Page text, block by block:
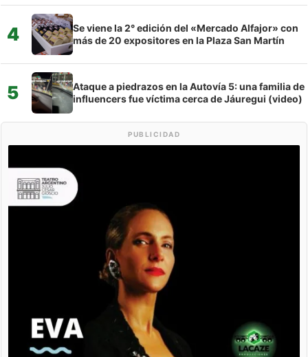
4
Se viene la 2° edición del «Mercado Alfajor» con
más de 20 expositores en la Plaza San Martín
5
Ataque a piedrazos en la Autovía 5: una familia de
influencers fue víctima cerca de Jáuregui (video)
PUBLICIDAD